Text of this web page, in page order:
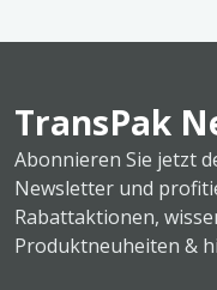
TransPak
Abonnieren Sie jetzt
Newsletter und
Rabattaktionen,
Produktneuheiten &